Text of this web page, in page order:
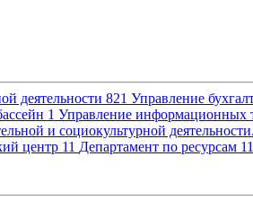
деятельности 821 Управление
1 Управление информационных
и социокультурной деятельности.
центр 11 Департамент по ресурсам